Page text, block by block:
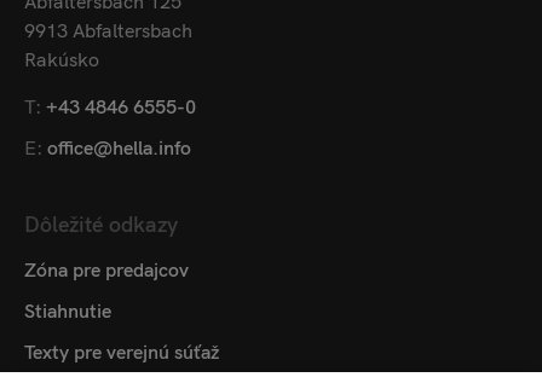
9913 Abfaltersbach
Rakúsko
T: +43 4846 6555-0
E: office@hella.info
Dôležité odkazy
Zóna pre predajcov
Stiahnutie
Texty pre verejnú súťaž